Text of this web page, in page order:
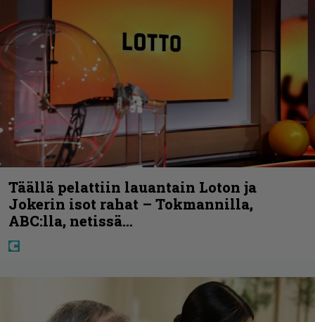
Täällä pelattiin lauantain Loton ja
Jokerin isot rahat – Tokmannilla,
ABC:lla, netissä…